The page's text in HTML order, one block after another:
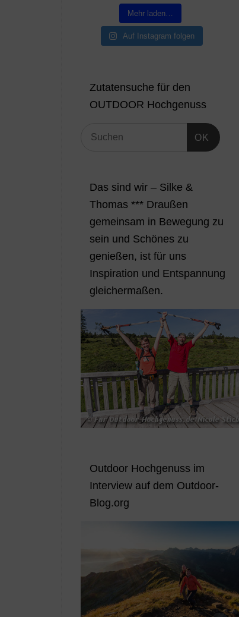
Mehr laden…
Auf Instagram folgen
Zutatensuche für den
OUTDOOR Hochgenuss
OK
Das sind wir – Silke &
Thomas *** Draußen
gemeinsam in Bewegung zu
sein und Schönes zu
genießen, ist für uns
Inspiration und Entspannung
gleichermaßen.
Outdoor Hochgenuss im
Interview auf dem Outdoor-
Blog.org